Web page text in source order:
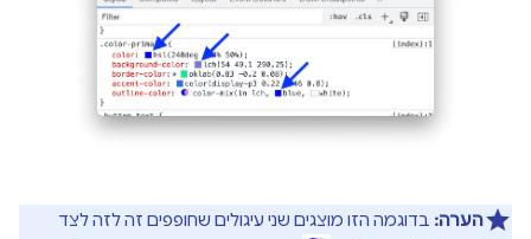
הערה: בדוגמה הזו מוצגים שני עיגולים שחופפים זה לזה לצד